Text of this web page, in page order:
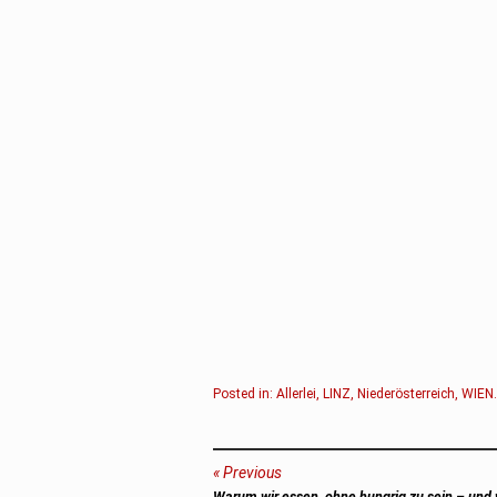
Posted in: Allerlei LINZ Niederösterreich WIEN
Beitragsnavigation
Previous